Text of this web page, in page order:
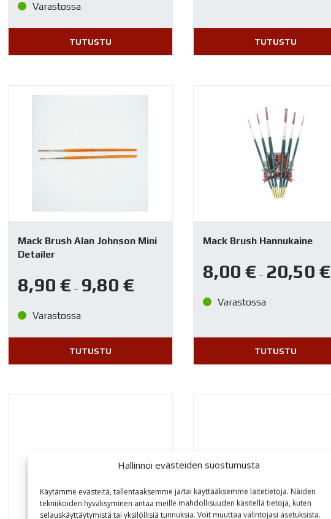
Hallinnoi evästeiden suostumusta
Käytämme evästeitä, tallentaaksemme ja/tai käyttääksemme laitetietoja. Näiden
tekniikoiden hyväksyminen antaa meille mahdollisuuden käsitellä tietoja, kuten
selauskäyttäytymistä tai yksilöllisiä tunnuksia. Voit muuttaa valintojasi asetuksista.
Varastossa
TUTUSTU TUTUSTU
Mack Brush Alan Johnson Mini
Detailer
8,90 € – 9,80 €
Varastossa
TUTUSTU
Mack Brush Hannukaine
8,00€ – 20,50€
Varastossa
TUTUSTU